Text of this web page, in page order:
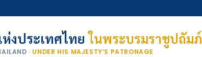
งประเทศไทยในพระบรมราชูปถัมภ์
· UNDER HIS MAJESTY’S PATRONAGE